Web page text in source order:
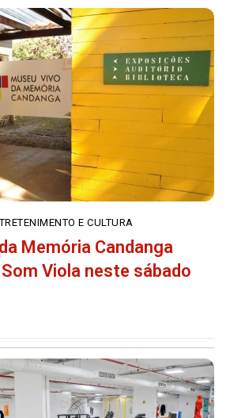
E CULTURA
Memória Candanga
Viola neste sábado